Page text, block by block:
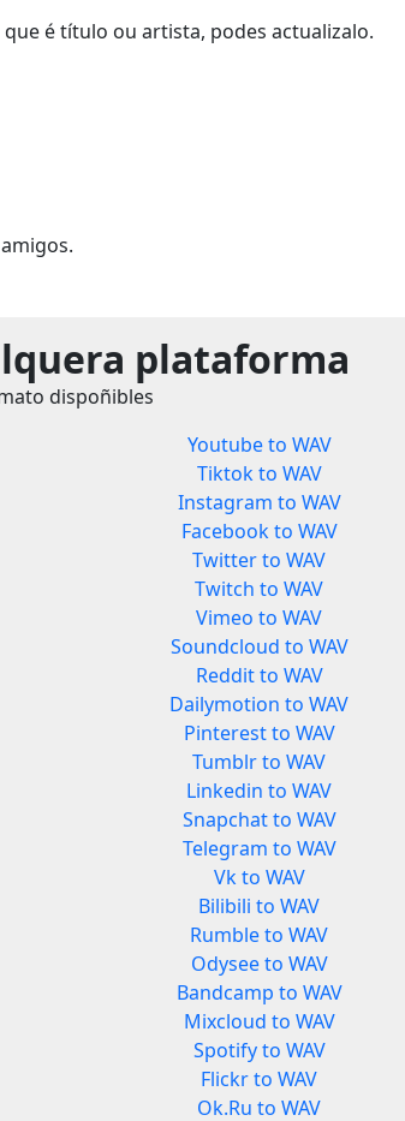
é título ou artista, podes actualizalo.
plataforma
dispoñibles
Youtube to WAV
Tiktok to WAV
Instagram to WAV
Facebook to WAV
Twitter to WAV
Twitch to WAV
Vimeo to WAV
Soundcloud to WAV
Reddit to WAV
Dailymotion to WAV
Pinterest to WAV
Tumblr to WAV
Linkedin to WAV
Snapchat to WAV
Telegram to WAV
Vk to WAV
Bilibili to WAV
Rumble to WAV
Odysee to WAV
Bandcamp to WAV
Mixcloud to WAV
Spotify to WAV
Flickr to WAV
Ok.Ru to WAV